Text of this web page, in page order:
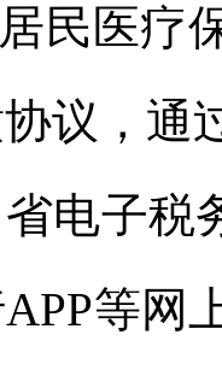
民医疗
议，通
电子税
等网